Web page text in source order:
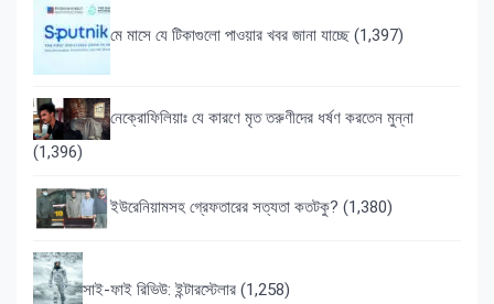
মে মাসে যে টিকাগুলো পাওয়ার খবর জানা যাচ্ছে (1,397)
নেক্রোফিলিয়াঃ যে কারণে মৃত তরুণীদের ধর্ষণ করতেন মুন্না
(1,396)
ইউরেনিয়ামসহ গ্রেফতারের সত্যতা কতটকু? (1,380)
সাই-ফাই রিভিউ: ইন্টারস্টেলার (1,258)